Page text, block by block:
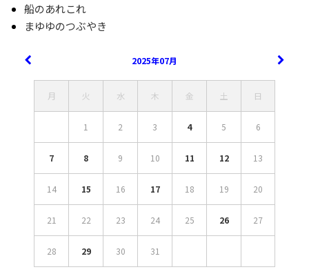
船のあれこれ
まゆゆのつぶやき
2025年07月
月 火 水 木 金 土 日
1 2 3 4 5 6
7 8 9 10 11 12 13
14 15 16 17 18 19 20
21 22 23 24 25 26 27
28 29 30 31